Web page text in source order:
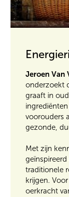
Jeroen Van
onderzoekt
graaft in
voorouders
gezonde,
Met zijn
traditionele
krijgen.
oerkracht